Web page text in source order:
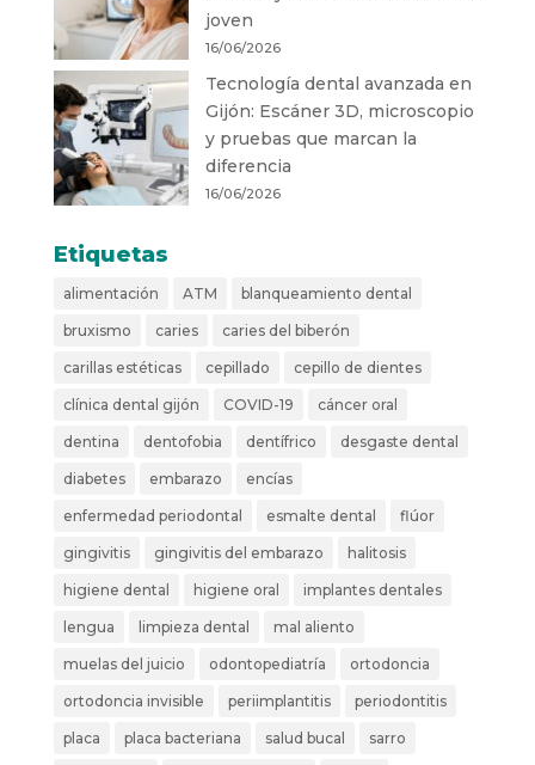
joven
16/06/2026
Tecnología dental avanzada en
Gijón: Escáner 3D, microscopio
y pruebas que marcan la
diferencia
16/06/2026
Etiquetas
alimentación ATM blanqueamiento dental
bruxismo caries caries del biberón
carillas estéticas cepillado cepillo de dientes
clínica dental gijón COVID-19 cáncer oral
dentina dentofobia dentífrico desgaste dental
diabetes embarazo encías
enfermedad periodontal esmalte dental flúor
gingivitis gingivitis del embarazo halitosis
higiene dental higiene oral implantes dentales
lengua limpieza dental mal aliento
muelas del juicio odontopediatría ortodoncia
ortodoncia invisible periimplantitis periodontitis
placa placa bacteriana salud bucal sarro